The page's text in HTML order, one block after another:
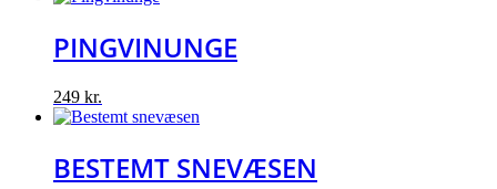
PINGVINUNGE
249 kr.
BESTEMT SNEVÆSEN